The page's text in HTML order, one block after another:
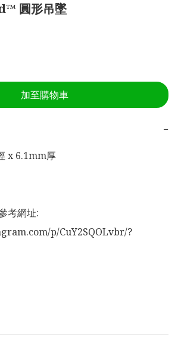
圓形吊墜
加至購物車
−
x 6.1mm厚
考網址:
p/CuY2SQOLvbr/?